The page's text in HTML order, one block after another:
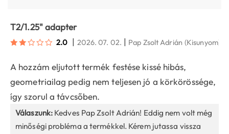
T2/1.25" adapter
2.0 | 2026. 07. 02. | Pap Zsolt Adrián (Kisunyom)
A hozzám eljutott termék festése kissé hibás,
geometriailag pedig nem teljesen jó a körkörössége,
így szorul a távcsőben.
Válaszunk: Kedves Pap Zsolt Adrián! Eddig nem volt még
minőségi probléma a termékkel. Kérem jutassa vissza